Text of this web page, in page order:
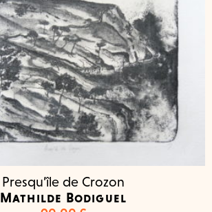
Presqu’île de Crozon
Mathilde Bodiguel